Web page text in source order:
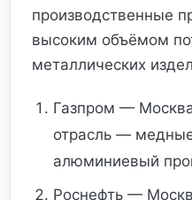
производственные
высоким объёмом
металлических
Газпром —
отрасль —
алюминиевый
Роснефть —